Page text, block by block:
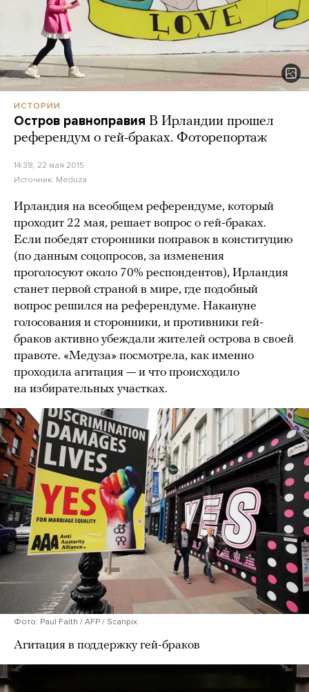
ИСТОРИИ
Остров равноправия В Ирландии прошел
референдум о гей-браках. Фоторепортаж
14:38, 22 мая 2015
Источник: Meduza
Ирландия на всеобщем референдуме, который
проходит 22 мая, решает вопрос о гей-браках.
Если победят сторонники поправок в конституцию
(по данным соцопросов, за изменения
проголосуют около 70% респондентов), Ирландия
станет первой страной в мире, где подобный
вопрос решился на референдуме. Накануне
голосования и сторонники, и противники гей-
браков активно убеждали жителей острова в своей
правоте. «Медуза» посмотрела, как именно
проходила агитация — и что происходило
на избирательных участках.
Фото: Paul Faith / AFP / Scanpix
Агитация в поддержку гей-браков